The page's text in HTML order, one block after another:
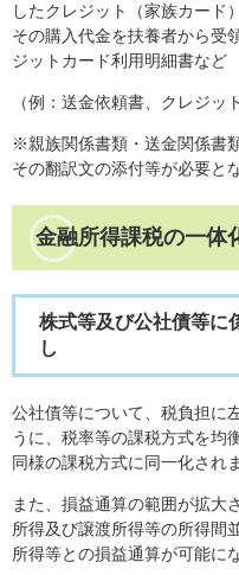
したクレジット（家族カード
その購入代金を扶養者から受
ジットカード利用明細書など
（例：送金依頼書、クレジッ
※親族関係書類・送金関係書
その翻訳文の添付等が必要と
金融所得課税の一体
株式等及び公社債等に
し
公社債等について、税負担に
うに、税率等の課税方式を均
同様の課税方式に同一化されま
また、損益通算の範囲が拡大
所得及び譲渡所得等の所得間
所得等との損益通算が可能に